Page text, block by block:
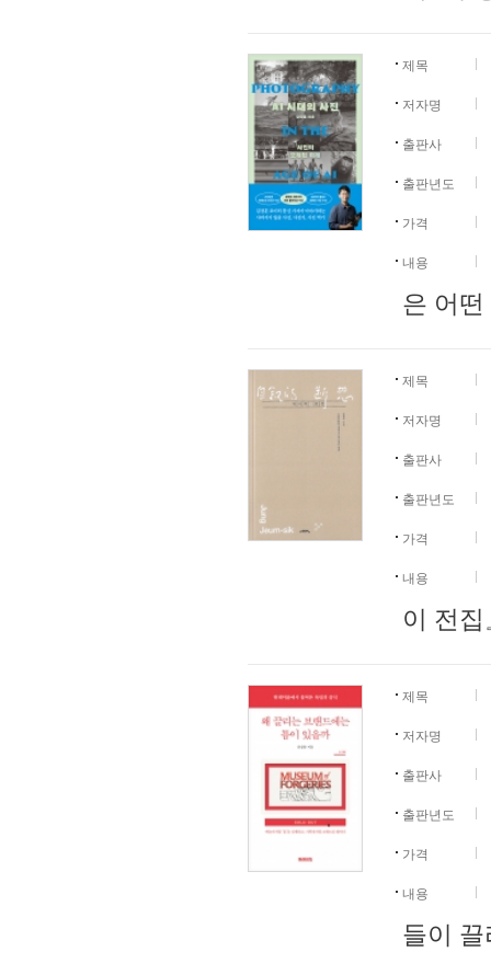
제목
저자명
출판사
출판년도
가격
내용
은 어
제목
저자명
출판사
출판년도
가격
내용
이 전
제목
저자명
출판사
출판년도
가격
내용
들이